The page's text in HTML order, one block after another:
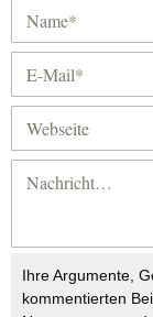
Ihre Argumente,
kommentierten